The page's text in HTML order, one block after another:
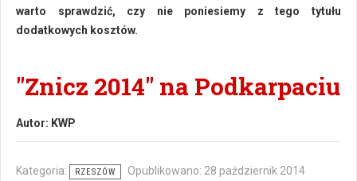
warto sprawdzić, czy nie poniesiemy z tego tytułu
dodatkowych kosztów.
"Znicz 2014" na Podkarpaciu
Autor: KWP
Kategoria: RZESZÓW
Opublikowano: 28 październik 2014